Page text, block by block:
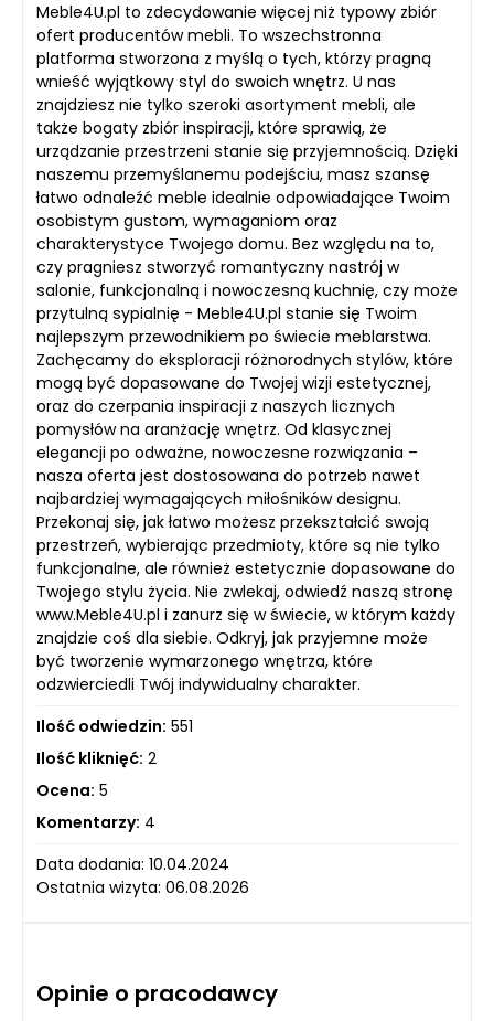
Meble4U.pl to zdecydowanie więcej niż typowy zbiór
ofert producentów mebli. To wszechstronna
platforma stworzona z myślą o tych, którzy pragną
wnieść wyjątkowy styl do swoich wnętrz. U nas
znajdziesz nie tylko szeroki asortyment mebli, ale
także bogaty zbiór inspiracji, które sprawią, że
urządzanie przestrzeni stanie się przyjemnością. Dzięki
naszemu przemyślanemu podejściu, masz szansę
łatwo odnaleźć meble idealnie odpowiadające Twoim
osobistym gustom, wymaganiom oraz
charakterystyce Twojego domu. Bez względu na to,
czy pragniesz stworzyć romantyczny nastrój w
salonie, funkcjonalną i nowoczesną kuchnię, czy może
przytulną sypialnię - Meble4U.pl stanie się Twoim
najlepszym przewodnikiem po świecie meblarstwa.
Zachęcamy do eksploracji różnorodnych stylów, które
mogą być dopasowane do Twojej wizji estetycznej,
oraz do czerpania inspiracji z naszych licznych
pomysłów na aranżację wnętrz. Od klasycznej
elegancji po odważne, nowoczesne rozwiązania –
nasza oferta jest dostosowana do potrzeb nawet
najbardziej wymagających miłośników designu.
Przekonaj się, jak łatwo możesz przekształcić swoją
przestrzeń, wybierając przedmioty, które są nie tylko
funkcjonalne, ale również estetycznie dopasowane do
Twojego stylu życia. Nie zwlekaj, odwiedź naszą stronę
www.Meble4U.pl i zanurz się w świecie, w którym każdy
znajdzie coś dla siebie. Odkryj, jak przyjemne może
być tworzenie wymarzonego wnętrza, które
odzwierciedli Twój indywidualny charakter.
Ilość odwiedzin: 551
Ilość kliknięć: 2
Ocena: 5
Komentarzy: 4
Data dodania: 10.04.2024
Ostatnia wizyta: 06.08.2026
Opinie o pracodawcy